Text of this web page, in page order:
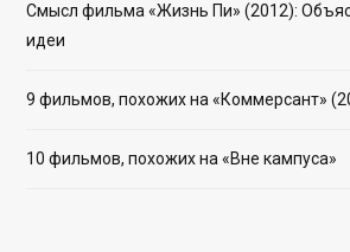
Смысл фильма «Жизнь Пи» (2012):
идеи
9 фильмов, похожих на «Коммерсант»
10 фильмов, похожих на «Вне кампуса»